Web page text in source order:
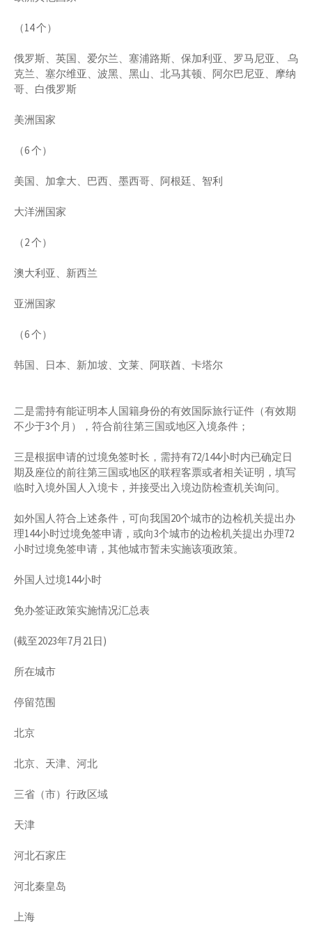
（14 个）
俄罗斯、英国、爱尔兰、塞浦路斯、保加利亚、罗马尼亚、 乌
克兰、塞尔维亚、波黑、黑山、北马其顿、阿尔巴尼亚、摩纳
哥、白俄罗斯
美洲国家
（6 个）
美国、加拿大、巴西、墨西哥、阿根廷、智利
大洋洲国家
（2 个）
澳大利亚、新西兰
亚洲国家
（6 个）
韩国、日本、新加坡、文莱、阿联酋、卡塔尔
二是需持有能证明本人国籍身份的有效国际旅行证件（有效期
不少于3个月），符合前往第三国或地区入境条件；
三是根据申请的过境免签时长，需持有72/144小时内已确定日
期及座位的前往第三国或地区的联程客票或者相关证明，填写
临时入境外国人入境卡，并接受出入境边防检查机关询问。
如外国人符合上述条件，可向我国20个城市的边检机关提出办
理144小时过境免签申请，或向3个城市的边检机关提出办理72
小时过境免签申请，其他城市暂未实施该项政策。
外国人过境144小时
免办签证政策实施情况汇总表
(截至2023年7月21日)
所在城市
停留范围
北京
北京、天津、河北
三省（市）行政区域
天津
河北石家庄
河北秦皇岛
上海